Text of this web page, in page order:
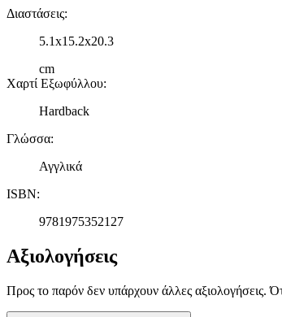
Διαστάσεις:
5.1x15.2x20.3
cm
Χαρτί Εξωφύλλου:
Hardback
Γλώσσα:
Αγγλικά
ISBN:
9781975352127
Αξιολογήσεις
Προς το παρόν δεν υπάρχουν άλλες αξιολογήσεις.